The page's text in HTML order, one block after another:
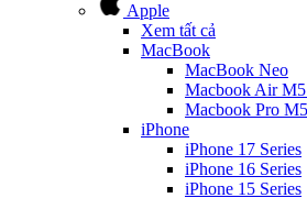
Apple
Xem tất cả
MacBook
MacBook Neo
Macbook Air
Macbook Pro
iPhone
iPhone 17 Series
iPhone 16 Series
iPhone 15 Series